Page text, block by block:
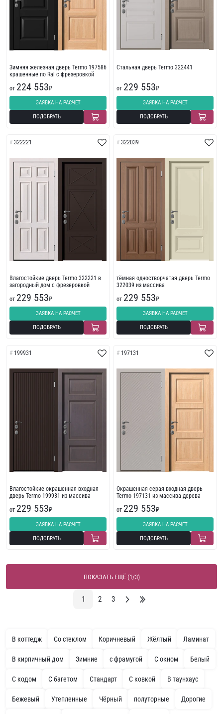
Зимняя железная дверь Termo 197586
крашенные по Ral с фрезеровкой
от 224 553₽
ЗАЯВКА НА РАСЧЕТ
ПОДОБРАТЬ
Стальная дверь Termo 322441
от 229 553₽
ЗАЯВКА НА РАСЧЕТ
ПОДОБРАТЬ
322221
Влагостойкие дверь Termo 322221 в
загородный дом с фрезеровкой
от 229 553₽
ЗАЯВКА НА РАСЧЕТ
ПОДОБРАТЬ
322039
тёмная одностворчатая дверь Termo
322039 из массива
от 229 553₽
ЗАЯВКА НА РАСЧЕТ
ПОДОБРАТЬ
199931
Влагостойкие окрашенная входная
дверь Termo 199931 из массива
от 229 553₽
ЗАЯВКА НА РАСЧЕТ
ПОДОБРАТЬ
197131
Окрашенная серая входная дверь
Termo 197131 из массива дерева
от 229 553₽
ЗАЯВКА НА РАСЧЕТ
ПОДОБРАТЬ
ПОКАЗАТЬ ЕЩЁ (1/3)
1 2 3
В коттедж Со стеклом Коричневый Жёлтый Ламинат
В кирпичный дом Зимние с фрамугой С окном Белый
С кодом С багетом Стандарт С ковкой В таунхаус
Бежевый Утепленные Чёрный полуторные Дорогие